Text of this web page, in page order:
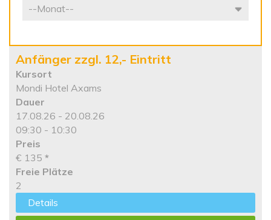
Anfänger zzgl. 12,- Eintritt
Kursort
Mondi Hotel Axams
Dauer
17.08.26 - 20.08.26
09:30 - 10:30
Preis
€ 135 *
Freie Plätze
2
Details